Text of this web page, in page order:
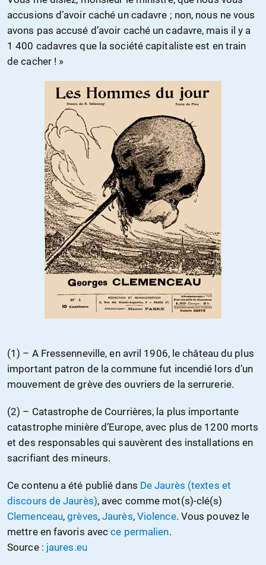
accusions d’avoir caché un cadavre ; non, nous ne vous
avons pas accusé d’avoir caché un cadavre, mais il y a
1 400 cadavres que la société capitaliste est en train
de cacher ! »
(1) – A Fressenneville, en avril 1906, le château du plus
important patron de la commune fut incendié lors d’un
mouvement de grève des ouvriers de la serrurerie.
(2) – Catastrophe de Courrières, la plus importante
catastrophe minière d’Europe, avec plus de 1200 morts
et des responsables qui sauvèrent des installations en
sacrifiant des mineurs.
Ce contenu a été publié dans De Jaurès (textes et
discours de Jaurès), avec comme mot(s)-clé(s)
Clemenceau,grèves,Jaurès, Violence. Vous pouvez le
mettre en favoris avecce permalien.
Source : jaures.eu